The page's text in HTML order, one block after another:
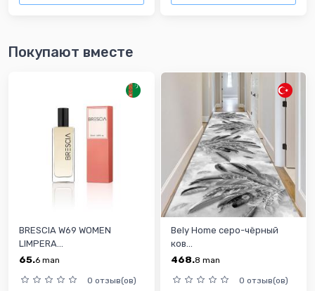
Покупают вместе
BRESCIA W69 WOMEN
LIMPERA...
65.6 man
0 отзыв(ов)
Bely Home серо-чёрный
ков...
468.8 man
0 отзыв(ов)